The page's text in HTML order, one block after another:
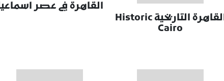
القاهرة التاريخية Historic
Cairo
القاهرة في عصر